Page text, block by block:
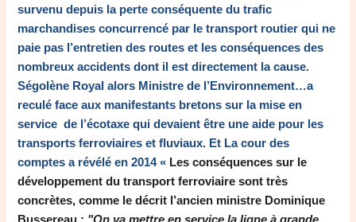
survenu depuis la perte conséquente du trafic
marchandises concurrencé par le transport routier qui ne
paie pas l’entretien des routes et les conséquences des
nombreux accidents dont il est directement la cause.
Ségolène Royal alors Ministre de l’Environnement…a
reculé face aux manifestants bretons sur la mise en
service de l’écotaxe qui devaient être une aide pour les
transports ferroviaires et fluviaux. Et La cour des
comptes a révélé en 2014 « Les conséquences sur le
développement du transport ferroviaire sont très
concrètes, comme le décrit l’ancien ministre Dominique